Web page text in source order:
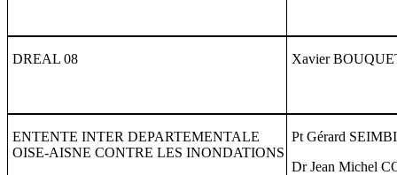
DREAL 08 Xavier
ENTENTE INTER DEPARTEMENTALE
OISE-AISNE CONTRE LES INONDATIONS
Pt Gérard
Dr Jean Michel